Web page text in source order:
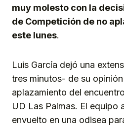
muy molesto con la
de Competición de no
este lunes.
Luis García dejó una
tres minutos- de su
aplazamiento del
UD Las Palmas. El equipo
envuelto en una odisea